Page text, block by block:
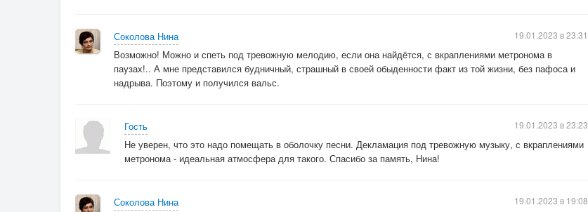
Соколова Нина
Возможно! Можно и спеть под тревожную мелодию, если она найдётся, с вкраплениями метронома в
паузах!.. А мне представился будничный, страшный в своей обыденности факт из той жизни, без пафоса и
надрыва. Поэтому и получился вальс.
19.01.2023 в 23:31
Гость
Не уверен, что это надо помещать в оболочку песни. Декламация под тревожную музыку, с вкраплениями
метронома - идеальная атмосфера для такого. Спасибо за память, Нина!
19.01.2023 в 23:23
Соколова Нина
19.01.2023 в 19:08